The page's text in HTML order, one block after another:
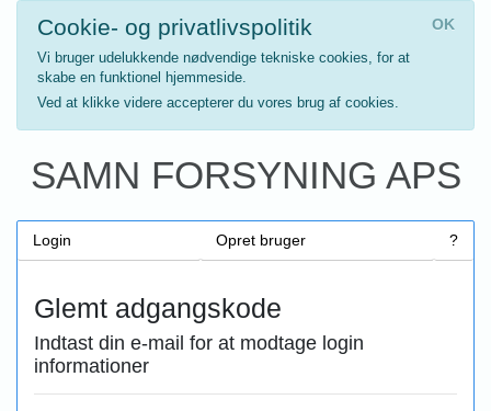
Cookie- og privatlivspolitik
Vi bruger udelukkende nødvendige tekniske cookies, for at
skabe en funktionel hjemmeside.
Ved at klikke videre accepterer du vores brug af cookies.
OK
SAMN FORSYNING APS
Login Opret bruger ?
Glemt adgangskode
Indtast din e-mail for at modtage login
informationer